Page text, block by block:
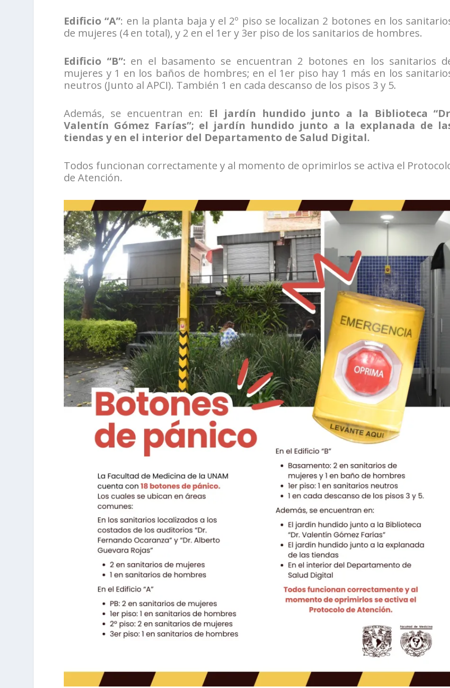
Edificio “A”: en la planta baja y el 2º piso se localizan 2 botones en los
de mujeres (4 en total), y 2 en el 1er y 3er piso de los sanitarios de hombres.
Edificio “B”: en el basamento se encuentran 2 botones en los sanitarios
mujeres y 1 en los baños de hombres; en el 1er piso hay 1 más en los
neutros (Junto al APCI). También 1 en cada descanso de los pisos 3 y 5.
Además, se encuentran en: El jardín hundido junto a la Biblioteca
Valentín Gómez Farías”; el jardín hundido junto a la explanada de
tiendas y en el interior del Departamento de Salud Digital.
Todos funcionan correctamente y al momento de oprimirlos se activa el
de Atención.